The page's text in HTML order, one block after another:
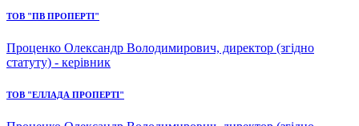
ТОВ "ПВ ПРОПЕРТІ"
Проценко Олександр Володимирович, директор (згідно
статуту) - керівник
ТОВ "ЕЛЛАДА ПРОПЕРТІ"